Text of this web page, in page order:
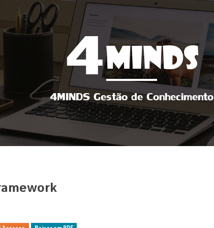
4MINDS
4MINDS Gestão de Conhecimento